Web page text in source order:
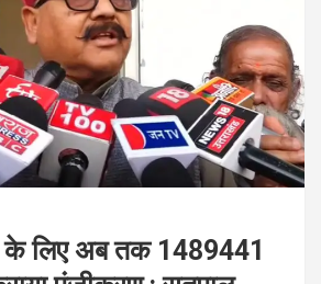
के लिए अब तक 1489441